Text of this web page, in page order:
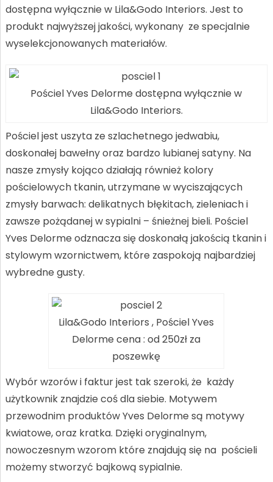
dostępna wyłącznie w Lila&Godo Interiors. Jest to
produkt najwyższej jakości, wykonany ze specjalnie
wyselekcjonowanych materiałów.
Pościel Yves Delorme dostępna wyłącznie w
Lila&Godo Interiors.
Pościel jest uszyta ze szlachetnego jedwabiu,
doskonałej bawełny oraz bardzo lubianej satyny. Na
nasze zmysły kojąco działają również kolory
pościelowych tkanin, utrzymane w wyciszających
zmysły barwach: delikatnych błękitach, zieleniach i
zawsze pożądanej w sypialni – śnieżnej bieli. Pościel
Yves Delorme odznacza się doskonałą jakością tkanin i
stylowym wzornictwem, które zaspokoją najbardziej
wybredne gusty.
Lila&Godo Interiors , Pościel Yves
Delorme cena : od 250zł za
poszewkę
Wybór wzorów i faktur jest tak szeroki, że każdy
użytkownik znajdzie coś dla siebie. Motywem
przewodnim produktów Yves Delorme są motywy
kwiatowe, oraz kratka. Dzięki oryginalnym,
nowoczesnym wzorom które znajdują się na pościeli
możemy stworzyć bajkową sypialnie.